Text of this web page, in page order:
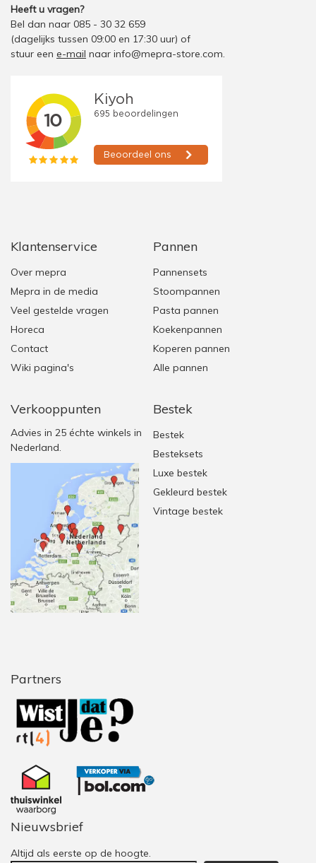
Heeft u vragen?
Bel dan naar 085 - 30 32 659
(dagelijks tussen 09:00 en 17:30 uur) of
stuur een e-mail naar info@mepra-store.com.
Klantenservice
Over mepra
Mepra in de media
Veel gestelde vragen
Horeca
Contact
Wiki pagina's
Verkooppunten
Advies in 25 échte winkels in
Nederland.
Pannen
Pannensets
Stoompannen
Pasta pannen
Koekenpannen
Koperen pannen
Alle pannen
Bestek
Bestek
Besteksets
Luxe bestek
Gekleurd bestek
Vintage bestek
Partners
Nieuwsbrief
Altijd als eerste op de hoogte.